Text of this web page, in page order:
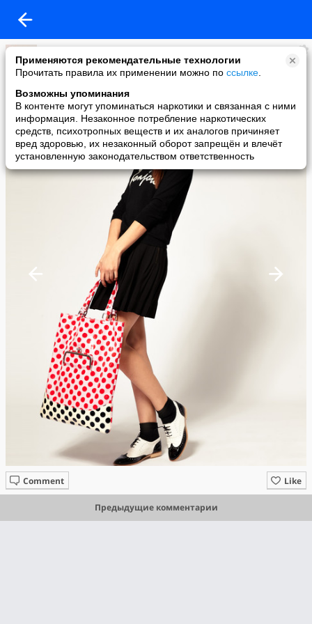
Применяются рекомендательные технологии
Прочитать правила их применении можно по ссылке
Возможны упоминания
В контенте могут упоминаться наркотики и связанная с ними
информация. Незаконное потребление наркотических
средств, психотропных веществ и их аналогов причиняет
вред здоровью, их незаконный оборот запрещён и влечёт
установленную законодательством ответственность
Светлана
added a photo
14 Mar в 13:52
Like
Comment
Предыдущие комментарии